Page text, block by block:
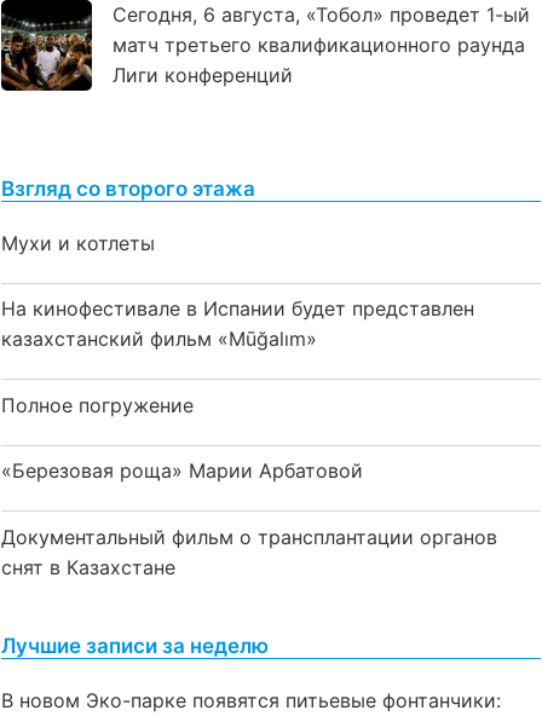
Сегодня, 6 августа, «Тобол» проведет 1-ый
матч третьего квалификационного раунда
Лиги конференций
Взгляд со второго этажа
Мухи и котлеты
На кинофестивале в Испании будет представлен
казахстанский фильм «Mūğalım»
Полное погружение
«Березовая роща» Марии Арбатовой
Документальный фильм о трансплантации органов
снят в Казахстане
Лучшие записи за неделю
В новом Эко-парке появятся питьевые фонтанчики: